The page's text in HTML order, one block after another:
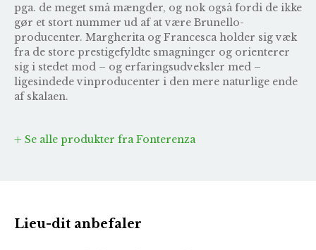
pga. de meget små mængder, og nok også fordi de ikke
gør et stort nummer ud af at være Brunello-
producenter. Margherita og Francesca holder sig væk
fra de store prestigefyldte smagninger og orienterer
sig i stedet mod – og erfaringsudveksler med –
ligesindede vinproducenter i den mere naturlige ende
af skalaen.
Se alle produkter fra Fonterenza
Lieu-dit anbefaler